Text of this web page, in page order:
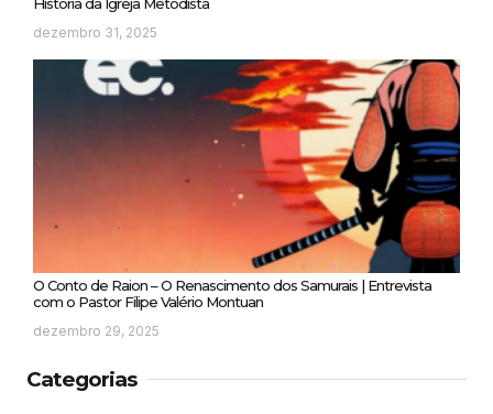
dezembro 31, 2025
O Conto de Raion – O Renascimento dos Samurais | Entrevista
com o Pastor Filipe Valério Montuan
dezembro 29, 2025
Categorias